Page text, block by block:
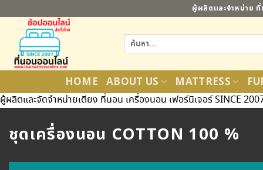
ไป
เนื้อหา
ผู้ผลิตและจำหน่าย ที่
ค้นหา:
HOME ABOUT US MATTRESS
ผู้ผลิตและจัดจำหน่ายเตียง ที่นอน เครื่องนอน เฟอร์นิเจอร์ SINCE
ชุดเครื่องนอน COTTON 100 %